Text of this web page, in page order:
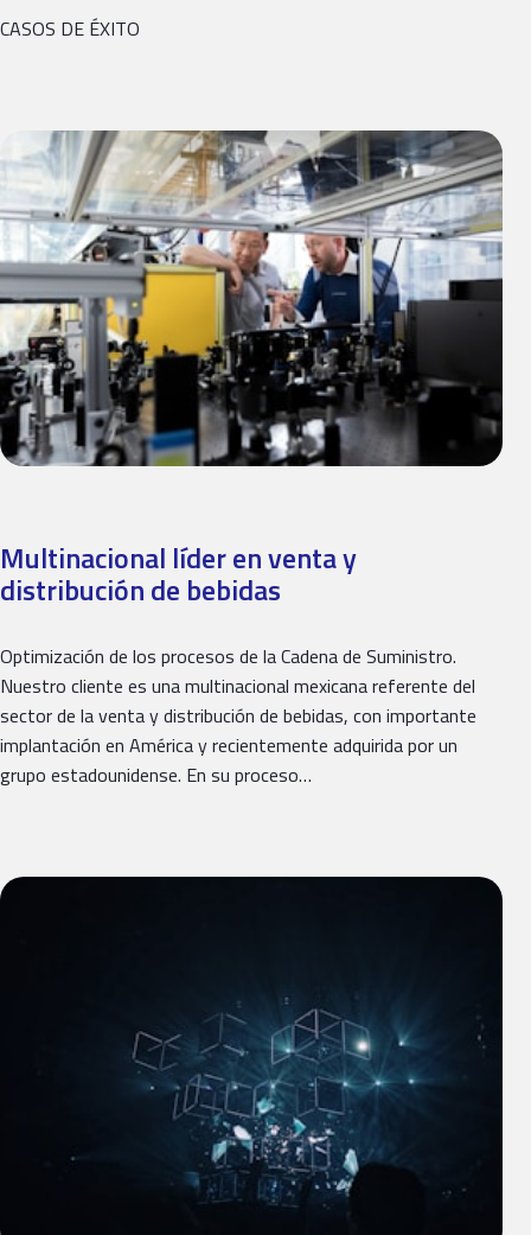
CASOS DE ÉXITO
Multinacional líder en venta y
distribución de bebidas
Optimización de los procesos de la Cadena de Suministro.
Nuestro cliente es una multinacional mexicana referente del
sector de la venta y distribución de bebidas, con importante
implantación en América y recientemente adquirida por un
grupo estadounidense. En su proceso…